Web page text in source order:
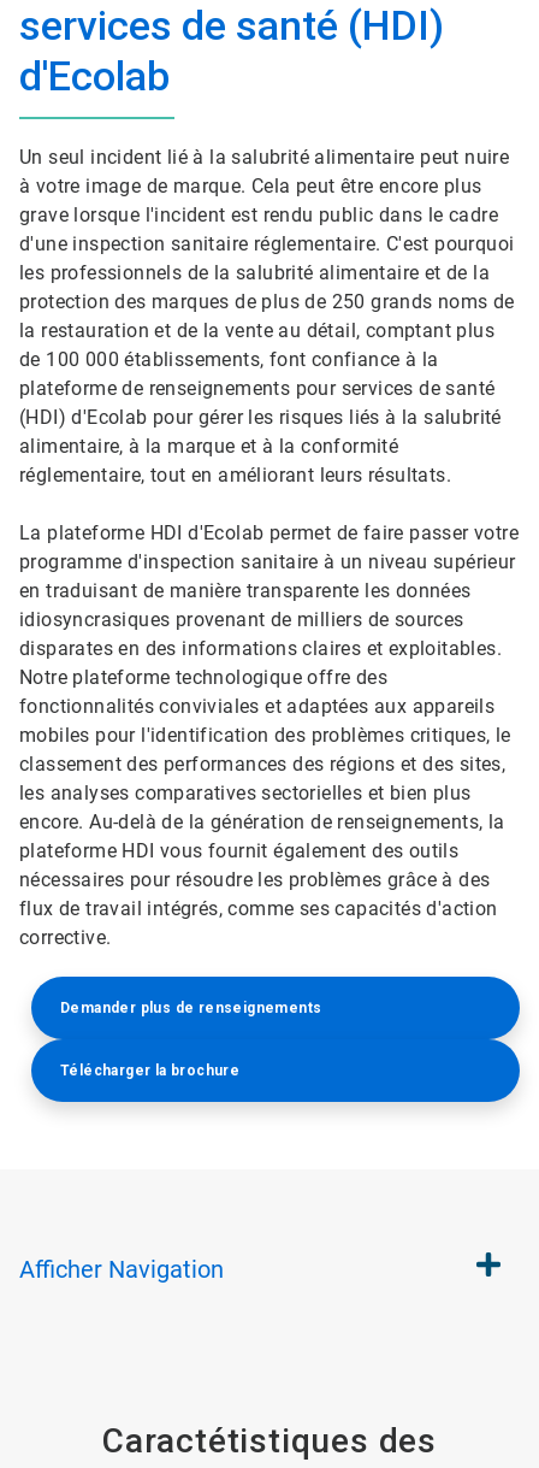
services de santé (HDI)
d'Ecolab
Un seul incident lié à la salubrité alimentaire peut nuire
à votre image de marque. Cela peut être encore plus
grave lorsque l'incident est rendu public dans le cadre
d'une inspection sanitaire réglementaire. C'est pourquoi
les professionnels de la salubrité alimentaire et de la
protection des marques de plus de 250 grands noms de
la restauration et de la vente au détail, comptant plus
de 100 000 établissements, font confiance à la
plateforme de renseignements pour services de santé
(HDI) d'Ecolab pour gérer les risques liés à la salubrité
alimentaire, à la marque et à la conformité
réglementaire, tout en améliorant leurs résultats.
La plateforme HDI d'Ecolab permet de faire passer votre
programme d'inspection sanitaire à un niveau supérieur
en traduisant de manière transparente les données
idiosyncrasiques provenant de milliers de sources
disparates en des informations claires et exploitables.​​​​​​​
Notre plateforme technologique offre des
fonctionnalités conviviales et adaptées aux appareils
mobiles pour l'identification des problèmes critiques, le
classement des performances des régions et des sites,
les analyses comparatives sectorielles et bien plus
encore.​​​​​​​ Au-delà de la génération de renseignements, la
plateforme HDI vous fournit également des outils
nécessaires pour résoudre les problèmes grâce à des
flux de travail intégrés, comme ses capacités d'action
corrective.​​​​​​​
Demander plus de renseignements
Télécharger la brochure
Afficher Navigation
Caractétistiques des